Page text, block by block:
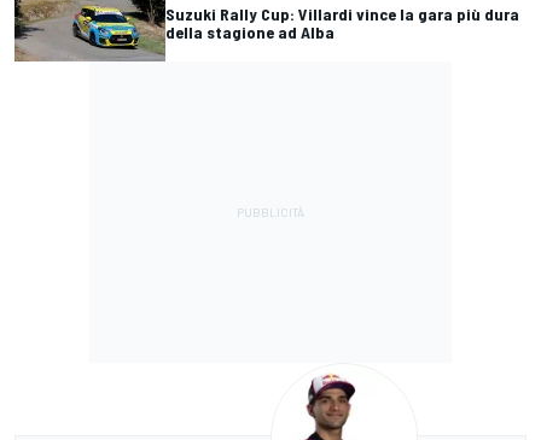
Suzuki Rally Cup: Villardi vince la gara più dura
della stagione ad Alba